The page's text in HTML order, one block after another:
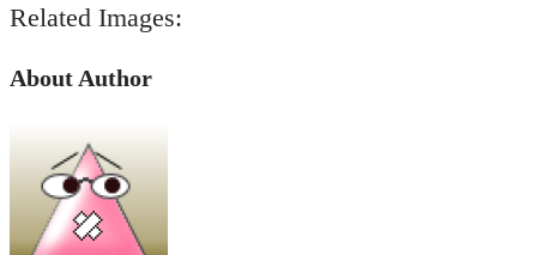
Related Images:
About Author